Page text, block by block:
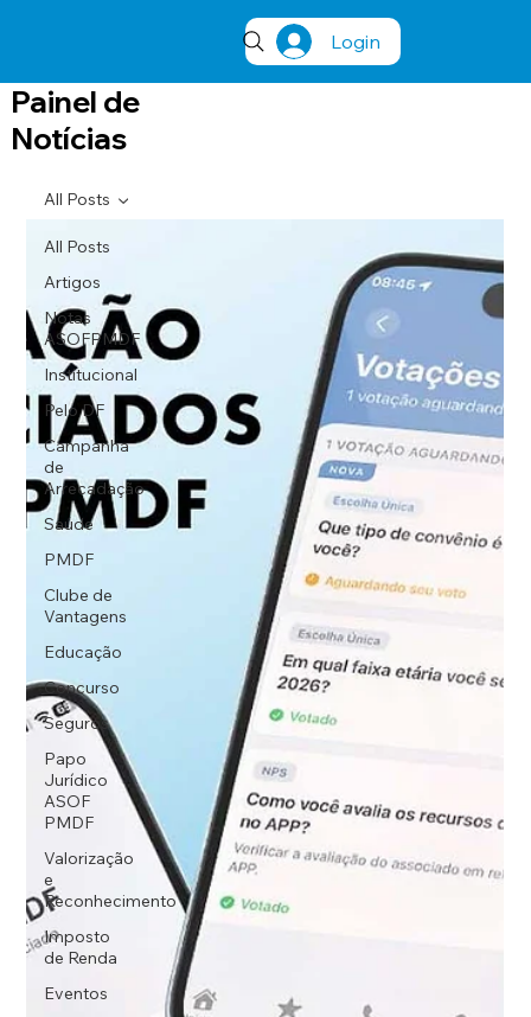
Login
Painel de
Notícias
All Posts
Artigos
Notas
ASOFPMDF
Institucional
Pelo DF
Campanha
de
Arrecadação
Saúde
PMDF
Clube de
Vantagens
Educação
Concurso
Seguros
Papo
Jurídico
ASOF
PMDF
Valorização
e
Reconhecimento
Imposto
de Renda
Eventos
All Posts